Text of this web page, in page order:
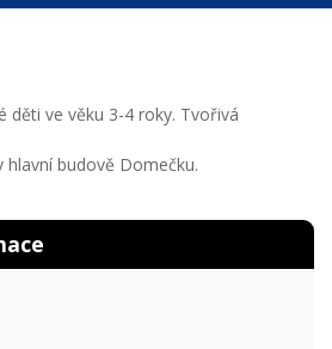
děti ve věku 3-4 roky. Tvořivá
budově Domečku.